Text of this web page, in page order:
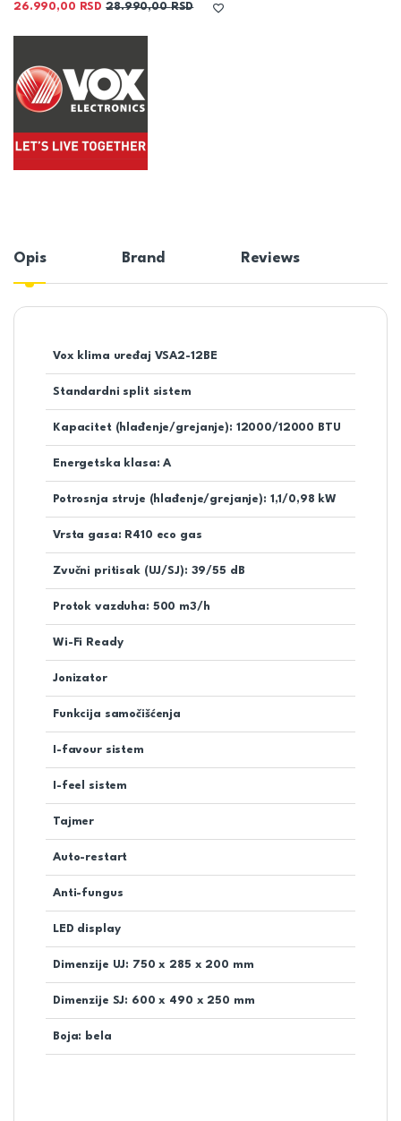
26.990,00 RSD 28.990,00RSD
Opis Brand Reviews
Vox klima uređaj VSA2-12BE
Standardni split sistem
Kapacitet (hlađenje/grejanje): 12000/12000 BTU
Energetska klasa: A
Potrosnja struje (hlađenje/grejanje): 1,1/0,98 kW
Vrsta gasa: R410 eco gas
Zvučni pritisak (UJ/SJ): 39/55 dB
Protok vazduha: 500 m3/h
Wi-Fi Ready
Jonizator
Funkcija samočišćenja
I-favour sistem
I-feel sistem
Tajmer
Auto-restart
Anti-fungus
LED display
Dimenzije UJ: 750 x 285 x 200 mm
Dimenzije SJ: 600 x 490 x 250 mm
Boja: bela